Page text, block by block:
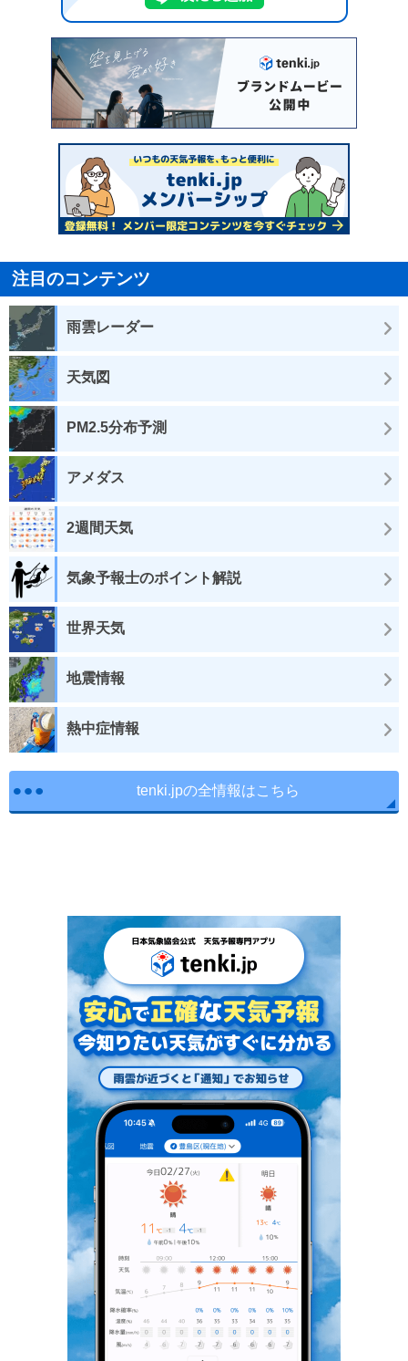
注目のコンテンツ
雨雲レーダー
天気図
PM2.5分布予測
アメダス
2週間天気
気象予報士のポイント解説
世界天気
地震情報
熱中症情報
tenki.jpの全情報はこちら